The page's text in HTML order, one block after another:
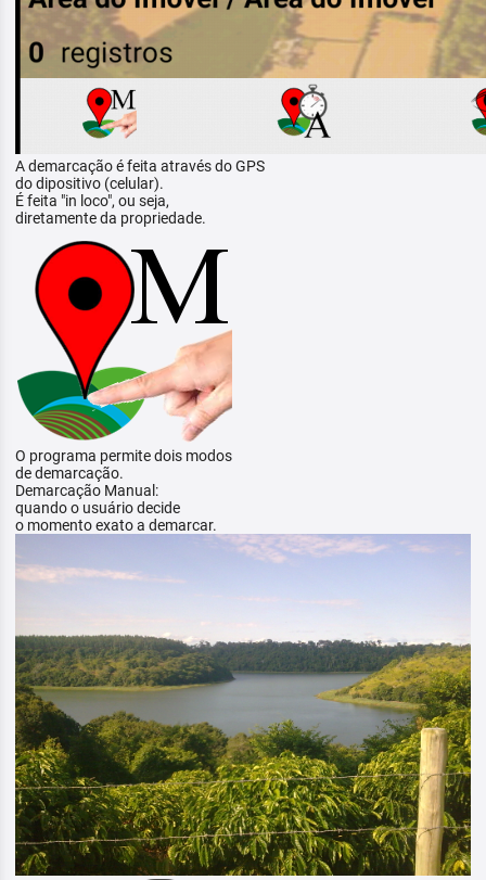
A demarcação é feita através do GPS
do dipositivo (celular).
É feita "in loco", ou seja,
diretamente da propriedade.
O programa permite dois modos
de demarcação.
Demarcação Manual:
quando o usuário decide
o momento exato a demarcar.